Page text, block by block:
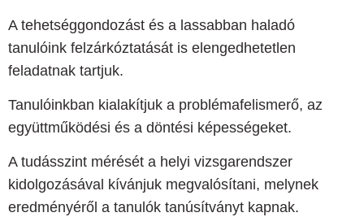
A tehetséggondozást és a lassabban haladó
tanulóink felzárkóztatását is elengedhetetlen
feladatnak tartjuk.
Tanulóinkban kialakítjuk a problémafelismerő, az
együttműködési és a döntési képességeket.
A tudásszint mérését a helyi vizsgarendszer
kidolgozásával kívánjuk megvalósítani, melynek
eredményéről a tanulók tanúsítványt kapnak.